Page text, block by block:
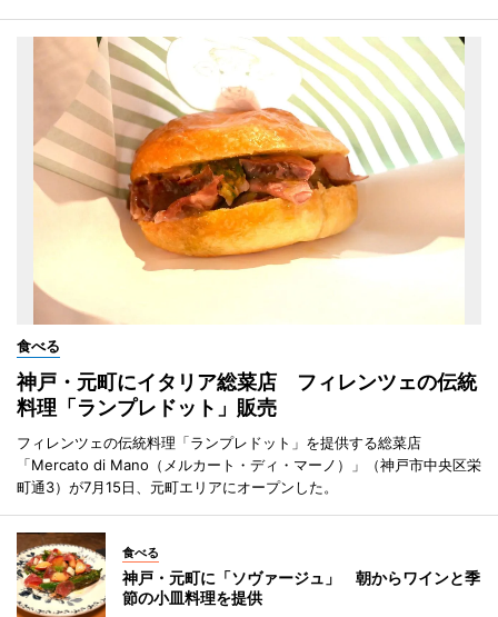
食べる
神戸・元町にイタリア総菜店 フィレンツェの伝統
料理「ランプレドット」販売
フィレンツェの伝統料理「ランプレドット」を提供する総菜店
「Mercato di Mano（メルカート・ディ・マーノ）」（神戸市中央区栄
町通3）が7月15日、元町エリアにオープンした。
食べる
神戸・元町に「ソヴァージュ」 朝からワインと季
節の小皿料理を提供